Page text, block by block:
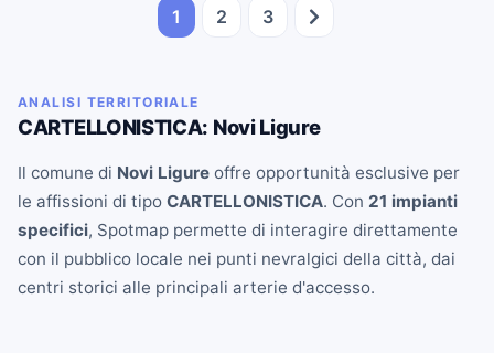
1 2 3
ANALISI TERRITORIALE
CARTELLONISTICA: Novi Ligure
Il comune di Novi Ligure offre opportunità esclusive per
le affissioni di tipo CARTELLONISTICA. Con 21 impianti
specifici, Spotmap permette di interagire direttamente
con il pubblico locale nei punti nevralgici della città, dai
centri storici alle principali arterie d'accesso.